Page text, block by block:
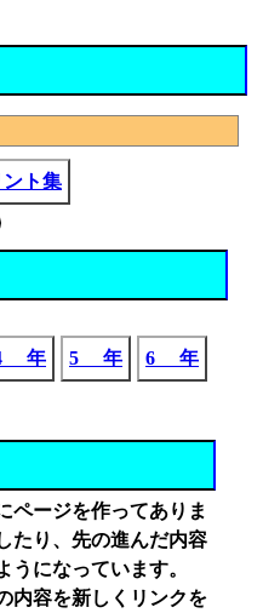
ント集
年 5 年 6 年
ページを作ってありま
たり、先の進んだ内容
うになっています。
内容を新しくリンクを